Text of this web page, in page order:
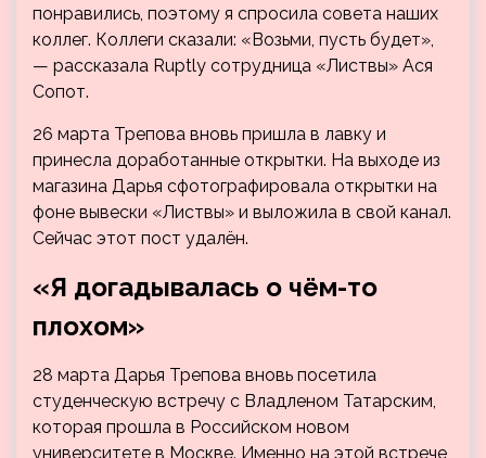
понравились, поэтому я спросила совета наших
коллег. Коллеги сказали: «Возьми, пусть будет»,
— рассказала Ruptly сотрудница «Листвы» Ася
Сопот.
26 марта Трепова вновь пришла в лавку и
принесла доработанные открытки. На выходе из
магазина Дарья сфотографировала открытки на
фоне вывески «Листвы» и выложила в свой канал.
Сейчас этот пост удалён.
«Я догадывалась о чём-то
плохом»
28 марта Дарья Трепова вновь посетила
студенческую встречу с Владленом Татарским,
которая прошла в Российском новом
университете в Москве. Именно на этой встрече